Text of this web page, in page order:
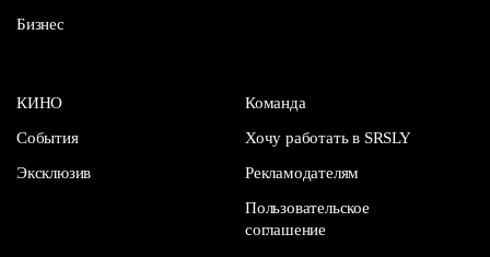
Бизнес
КИНО
События
Эксклюзив
Команда
Хочу работать в SRSLY
Рекламодателям
Пользовательское
соглашение